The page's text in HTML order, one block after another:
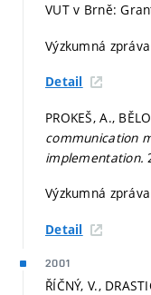
VUT v Brně:
Výzkumná zpráva
Detail
PROKEŠ, A.,
communication
implementation.
Výzkumná zpráva
Detail
2001
ŘÍČNÝ, V.,